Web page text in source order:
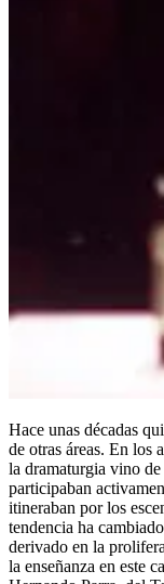
Hace unas décadas
de otras áreas. En los
la dramaturgia vino
participaban
itineraban por los
tendencia ha
derivado en la
la enseñanza en este